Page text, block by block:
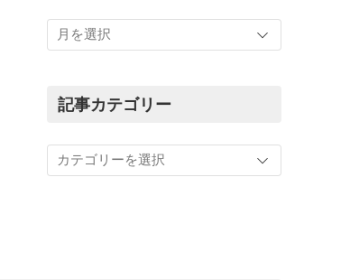
ま
買
績
記事カテゴリー
事
カ